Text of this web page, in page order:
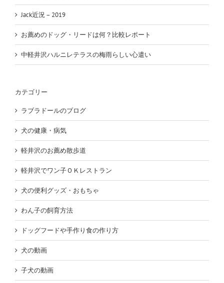
Jack近況 – 2019
お薦めのドッグ・リードは何？比較レポート
中軽井沢ハルニレテラスの梅雨らしい心遣い
カテゴリー
ラブラドールのブログ
犬の健康・病気
軽井沢のお薦め散歩道
軽井沢でワン子ＯＫレストラン
犬の便利グッズ・おもちゃ
わん子の飼育方法
ドッグフードや手作り食の作り方
犬の動画
子犬の動画